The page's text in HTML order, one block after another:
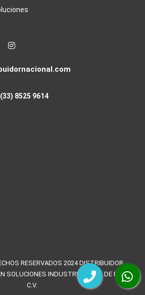
Instagram
8525 9614
RESERVADOS 2024 DISTRIBUIDOR
SOLUCIONES INDUSTRIALES, S. DE R.L. DE
C.V.